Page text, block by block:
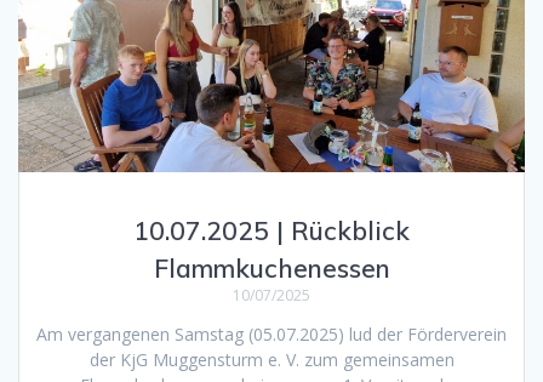
10.07.2025 | Rückblick
Flammkuchenessen
10/07/2025
Am vergangenen Samstag (05.07.2025) lud der Förderverein
der KjG Muggensturm e. V. zum gemeinsamen